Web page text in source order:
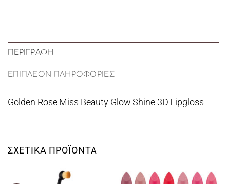
ΠΕΡΙΓΡΑΦΉ
ΕΠΙΠΛΈΟΝ ΠΛΗΡΟΦΟΡΊΕΣ
Golden Rose Miss Beauty Glow Shine 3D Lipgloss
ΣΧΕΤΙΚΆ ΠΡΟΪΌΝΤΑ